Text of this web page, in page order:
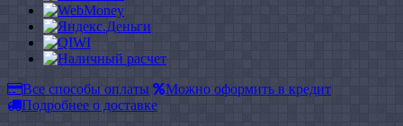
Все способы оплаты
Можно оформить в кредит
Подробнее о доставке